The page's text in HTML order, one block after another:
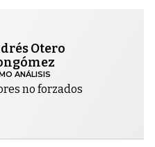
Otero
ANÁLISIS
no forzados